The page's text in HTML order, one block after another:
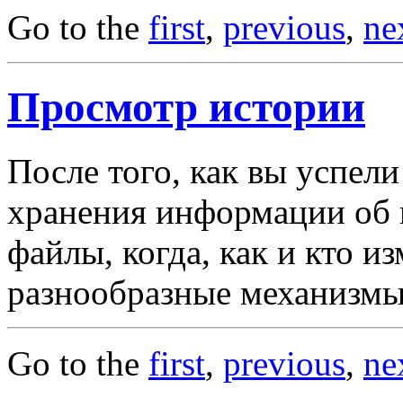
Go to the first, previous,
Просмотр истории
После того, как вы
хранения информации об
файлы, когда, как и кто
разнообразные
Go to the first, previous,